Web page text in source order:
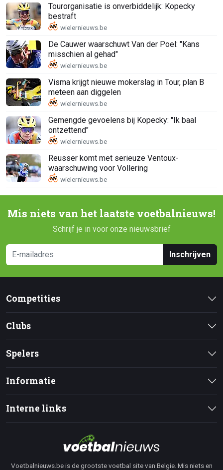
Tourorganisatie is onverbiddelijk: Kopecky
bestraft
De Cauwer waarschuwt Van der Poel: "Kans
misschien al gehad"
Visma krijgt nieuwe mokerslag in Tour, plan B
meteen aan diggelen
Gemengde gevoelens bij Kopecky: "Ik baal
ontzettend"
Reusser komt met serieuze Ventoux-
waarschuwing voor Vollering
Mis niets van het laatste voetbalnieuws!
Schrijf je in voor onze nieuwsbrief
Inschrijven
Competities
Clubs
Spelers
Informatie
Interne links
Voetbalnieuws.be is de grootste voetbal site van Belgie. Mis niets en